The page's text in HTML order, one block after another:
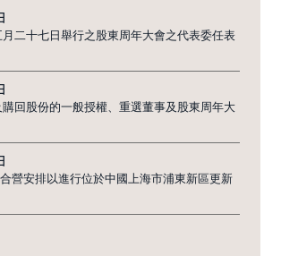
二十七日舉行之股東周年大會之代表委任表
回股份的一般授權、重選董事及股東周年大
營安排以進行位於中國上海市浦東新區更新